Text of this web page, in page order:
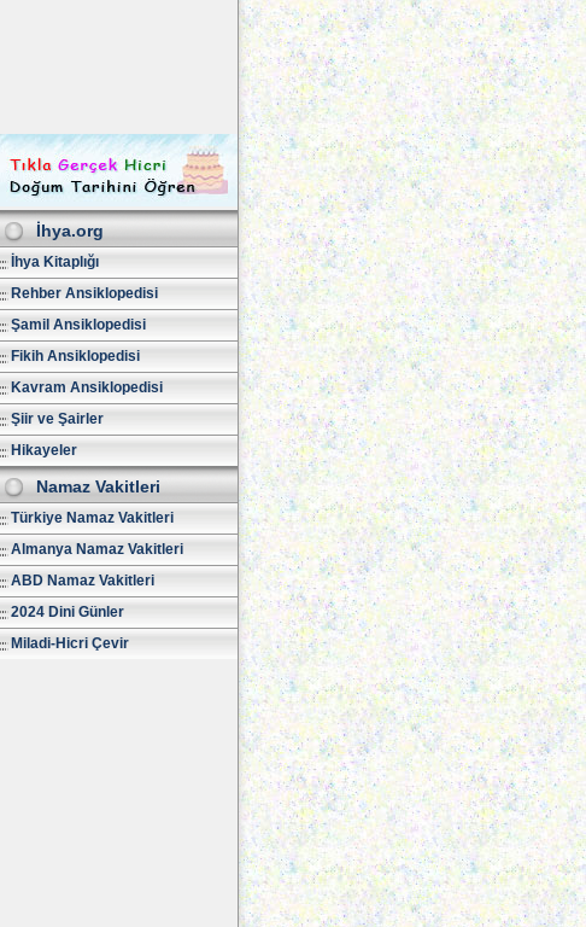
İhya.org
İhya Kitaplığı
Rehber Ansiklopedisi
Şamil Ansiklopedisi
Fikih Ansiklopedisi
Kavram Ansiklopedisi
Şiir ve Şairler
Hikayeler
Namaz Vakitleri
Türkiye Namaz Vakitleri
Almanya Namaz Vakitleri
ABD Namaz Vakitleri
2024 Dini Günler
Miladi-Hicri Çevir